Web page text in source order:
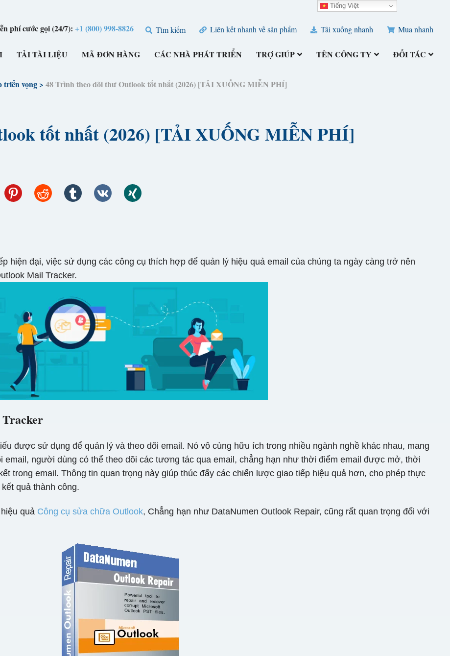
phí cước gọi (24/7):+1 (800) 998-8826 Tìm kiếm Liên kết nhanh về sản phẩm Tải xuống nhanh Mua nhanh
TẢI TÀI LIỆU MÃ ĐƠN HÀNG CÁC NHÀ PHÁT TRIỂN TRỢ GIÚP TÊN CÔNG TY ĐỐI TÁC
triển vọng> 48 Trình theo dõi thư Outlook tốt nhất (2026) [TẢI XUỐNG MIỄN PHÍ]
tốt nhất (2026) [TẢI XUỐNG MIỄN PHÍ]
hiện đại, việc sử dụng các công cụ thích hợp để quản lý hiệu quả email của chúng ta ngày càng trở nên
Mail Tracker.
được sử dụng để quản lý và theo dõi email. Nó vô cùng hữu ích trong nhiều ngành nghề khác nhau, mang
email, người dùng có thể theo dõi các tương tác qua email, chẳng hạn như thời điểm email được mở, thời
trong email. Thông tin quan trọng này giúp thúc đẩy các chiến lược giao tiếp hiệu quả hơn, cho phép thực
quả thành công.
quả Công cụ sửa chữa Outlook, Chẳng hạn như DataNumen Outlook Repair, cũng rất quan trọng đối với
Tiếng Việt